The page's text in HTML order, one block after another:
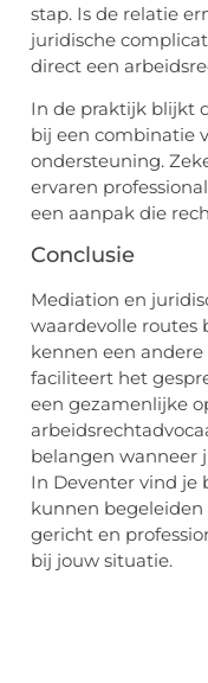
stap. Is de relatie
juridische
direct een
In de praktijk blijkt
bij een combinatie
ondersteuning.
ervaren
een aanpak die
Conclusie
Mediation en
waardevolle routes
kennen een
faciliteert het
een gezamenlijke
belangen wanneer
In Deventer vind je
kunnen begeleiden
gericht en
bij jouw situatie.